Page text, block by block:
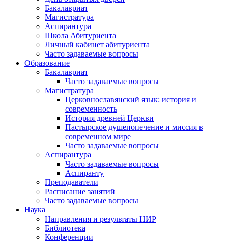
Бакалавриат
Магистратура
Аспирантура
Школа Абитуриента
Личный кабинет абитуриента
Часто задаваемые вопросы
Образование
Бакалавриат
Часто задаваемые вопросы
Магистратура
Церковнославянский язык: история и
современность
История древней Церкви
Пастырское душепопечение и миссия в
современном мире
Часто задаваемые вопросы
Аспирантура
Часто задаваемые вопросы
Аспиранту
Преподаватели
Расписание занятий
Часто задаваемые вопросы
Наука
Направления и результаты НИР
Библиотека
Конференции